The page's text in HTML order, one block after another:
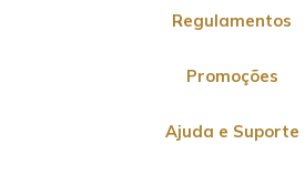
Regulamentos
Promoções
Ajuda e Suporte